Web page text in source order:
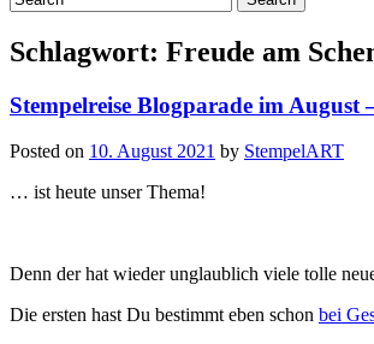
Schlagwort: Freude am
Stempelreise Blogparade im
Posted on 10. August 2021 by StempelART
… ist heute unser Thema!
Denn der hat wieder unglaublich viele tolle
Die ersten hast Du bestimmt eben schon bei